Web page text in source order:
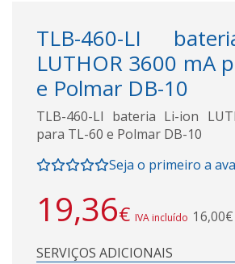
TLB-460-LI
LUTHOR 3600 mA
e Polmar DB-10
TLB-460-LI bateria Li-ion
para TL-60 e Polmar DB-10
Seja o primeiro a
19,36€ IVA incluído
SERVIÇOS ADICIONAIS